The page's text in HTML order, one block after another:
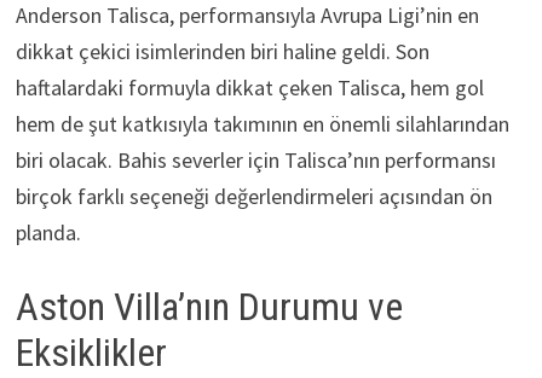
Anderson Talisca, performansıyla Avrupa Ligi’nin en
dikkat çekici isimlerinden biri haline geldi. Son
haftalardaki formuyla dikkat çeken Talisca, hem gol
hem de şut katkısıyla takımının en önemli silahlarından
biri olacak. Bahis severler için Talisca’nın performansı
birçok farklı seçeneği değerlendirmeleri açısından ön
planda.
Aston Villa’nın Durumu ve
Eksiklikler